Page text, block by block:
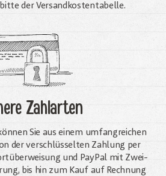
der Versandkostentabelle.
Zahlarten
Sie aus einem umfangreichen
der verschlüsselten Zahlung per
und PayPal mit Zwei-
bis hin zum Kauf auf Rechnung